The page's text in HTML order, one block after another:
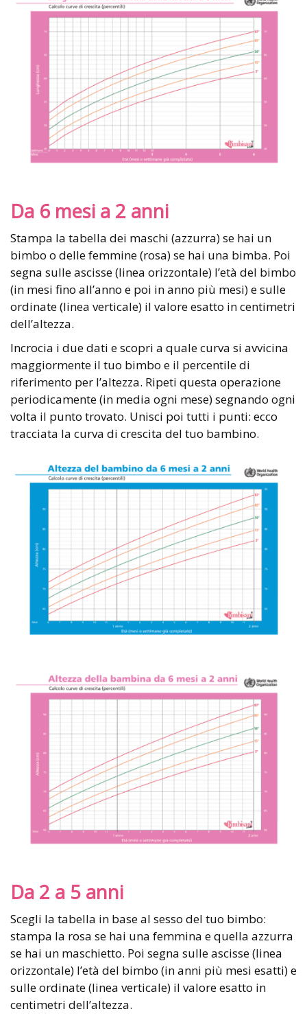
Da 6 mesi a 2 anni
Stampa la tabella dei maschi (azzurra) se hai un
bimbo o delle femmine (rosa) se hai una bimba. Poi
segna sulle ascisse (linea orizzontale) l’età del bimbo
(in mesi fino all’anno e poi in anno più mesi) e sulle
ordinate (linea verticale) il valore esatto in centimetri
dell’altezza.
Incrocia i due dati e scopri a quale curva si avvicina
maggiormente il tuo bimbo e il percentile di
riferimento per l’altezza. Ripeti questa operazione
periodicamente (in media ogni mese) segnando ogni
volta il punto trovato. Unisci poi tutti i punti: ecco
tracciata la curva di crescita del tuo bambino.
Da 2 a 5 anni
Scegli la tabella in base al sesso del tuo bimbo:
stampa la rosa se hai una femmina e quella azzurra
se hai un maschietto. Poi segna sulle ascisse (linea
orizzontale) l’età del bimbo (in anni più mesi esatti) e
sulle ordinate (linea verticale) il valore esatto in
centimetri dell’altezza.